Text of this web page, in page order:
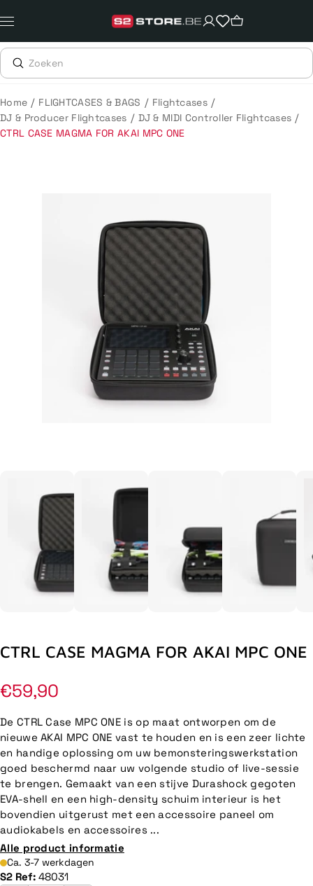
naar
content
Home / FLIGHTCASES & BAGS / Flightcases /
DJ & Producer Flightcases / DJ & MIDI Controller Flightcases /
CTRL CASE MAGMA FOR AKAI MPC ONE
CTRL CASE MAGMA FOR AKAI MPC ONE
Normale
prijs
€59,90
De CTRL Case MPC ONE is op maat ontworpen om de
nieuwe AKAI MPC ONE vast te houden en is een zeer lichte
en handige oplossing om uw bemonsteringswerkstation
goed beschermd naar uw volgende studio of live-sessie
te brengen. Gemaakt van een stijve Durashock gegoten
EVA-shell en een high-density schuim interieur is het
bovendien uitgerust met een accessoire paneel om
audiokabels en accessoires ...
Alle product informatie
Ca. 3-7 werkdagen
S2 Ref: 48031